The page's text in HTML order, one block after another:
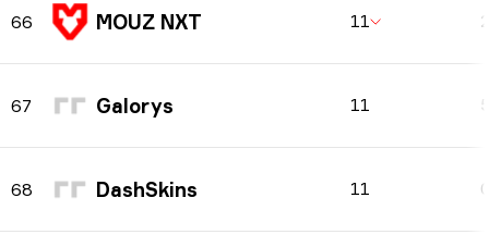
66 MOUZ NXT 11
67 Galorys 11
68 DashSkins 11